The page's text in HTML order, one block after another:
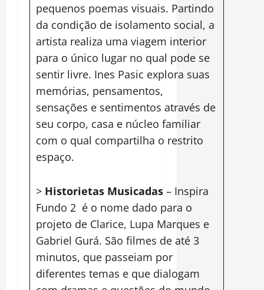
pequenos poemas visuais. Partindo
da condição de isolamento social, a
artista realiza uma viagem interior
para o único lugar no qual pode se
sentir livre. Ines Pasic explora suas
memórias, pensamentos,
sensações e sentimentos através de
seu corpo, casa e núcleo familiar
com o qual compartilha o restrito
espaço.
> Historietas Musicadas – Inspira
Fundo 2 é o nome dado para o
projeto de Clarice, Lupa Marques e
Gabriel Gurá. São filmes de até 3
minutos, que passeiam por
diferentes temas e que dialogam